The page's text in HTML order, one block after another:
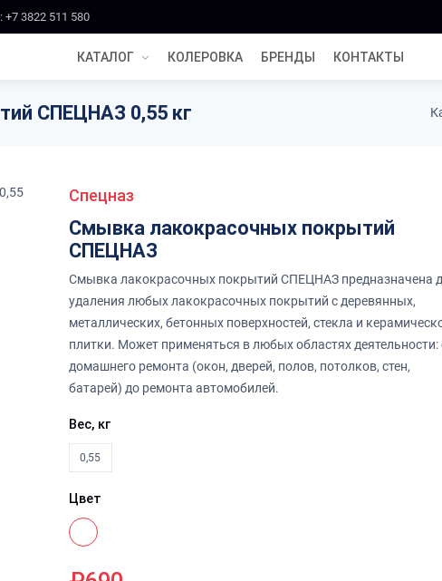
+7 3822 511 580
КАТАЛОГ КОЛЕРОВКА БРЕНДЫ КОНТАКТЫ
СПЕЦНАЗ 0,55 кг
Спецназ
Смывка лакокрасочных покрытий
СПЕЦНАЗ
Смывка лакокрасочных покрытий СПЕЦНАЗ предназначена
удаления любых лакокрасочных покрытий с деревянных,
металлических, бетонных поверхностей, стекла и
плитки. Может применяться в любых областях деятельности:
домашнего ремонта (окон, дверей, полов, потолков, стен,
батарей) до ремонта автомобилей.
Вес, кг
0,55
Цвет